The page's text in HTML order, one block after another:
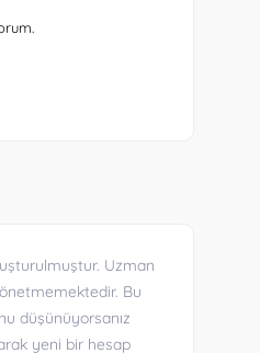
Uzman
Bu
düşünüyorsanız
yeni bir hesap